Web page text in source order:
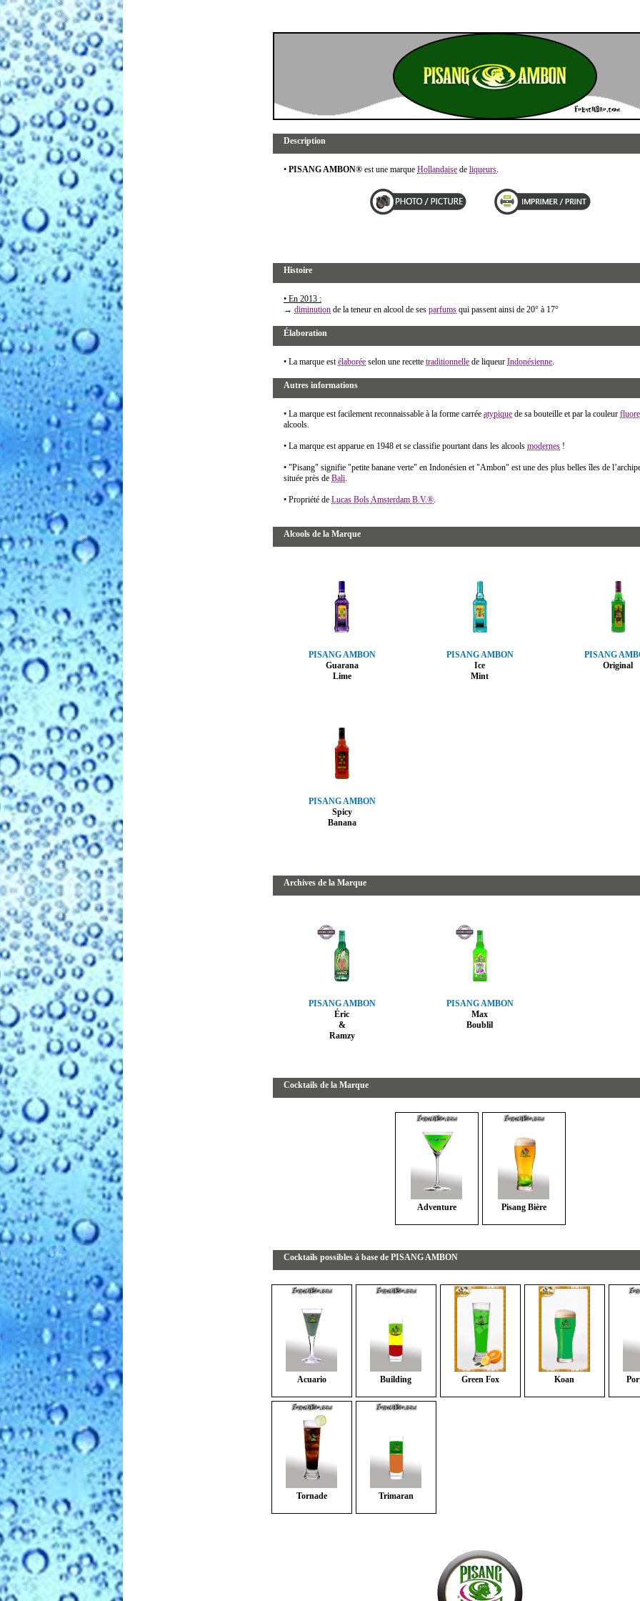
Description
• PISANG AMBON® est une marque Hollandaise de liqueurs.
Histoire
• En 2013 :
→ diminution de la teneur en alcool de ses parfums qui passent ainsi de 20° à 17°
Élaboration
• La marque estélaborée selon une recette traditionnelle de liqueur Indonésienne.
Autres informations
• La marque est facilement reconnaissable à la forme carrée atypique de sa bouteille et par la couleur
alcools.
• La marque est apparue en 1948 et se classifie pourtant dans les alcools modernes !
• "Pisang" signifie "petite banane verte" en Indonésien et "Ambon" est une des plus belles îles de
située près de Bali.
• Propriété de Lucas Bols Amsterdam B.V.®.
Alcools de la Marque
PISANG AMBON
Guarana
Lime
PISANG AMBON
Ice
Mint
PISANG
Original
PISANG AMBON
Spicy
Banana
Archives de la Marque
PISANG AMBON
Éric
&
Ramzy
PISANG AMBON
Max
Boublil
Cocktails de la Marque
Adventure Pisang Bière
Cocktails possibles à base de PISANG AMBON
Acuario Building Green Fox Koan
Tornade Trimaran